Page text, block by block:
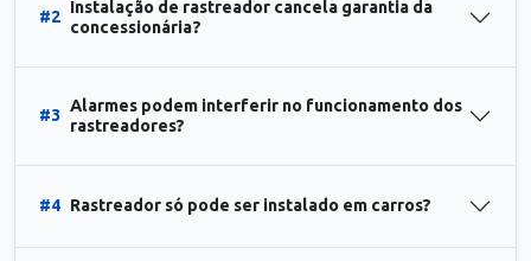
#2
Instalação de rastreador cancela garantia da
concessionária?
#3
Alarmes podem interferir no funcionamento dos
rastreadores?
#4 Rastreador só pode ser instalado em carros?